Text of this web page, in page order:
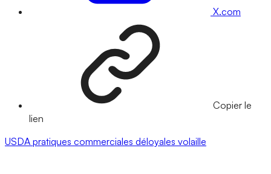
X.com
Copier le
lien
USDA pratiques commerciales déloyales volaille